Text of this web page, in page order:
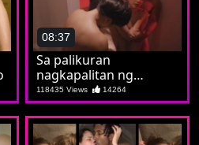
08:37
Sa palikuran
nagkapalitan ng
kaiyutan hanggang
magka gangbangan
118435 Views 14264